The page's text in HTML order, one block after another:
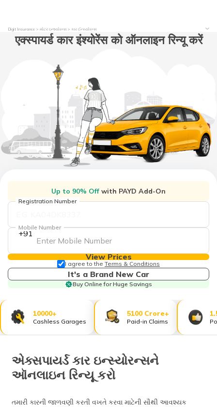
Digit Insurance મોટર ઇન્શ્યોરન્સ કાર ઈન્સ્યોરન્સ
एक्स्पायर्ड कार इंश्योरेंस को ऑनलाइन रिन्यू करें
Up to 90% Off with PAYD Add-On
Registration Number
+91
Mobile Number
View Prices
I agree to the Terms & Conditions
It's a Brand New Car
Buy Online for Huge Savings
10000+
Cashless Garages
5100 Crore+
Paid-in Claims
એક્સપાયર્ડ કાર ઇન્સ્યોરન્સને
ઑનલાઇન રિન્યૂ કરો
તમારી કારની જાળવણી કરતી વખતે કરવા માટેની સૌથી આવશ્યક